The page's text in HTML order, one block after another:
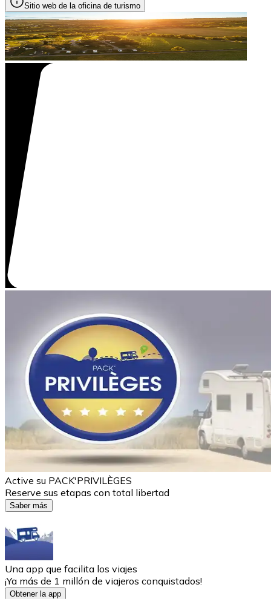
Sitio web de la oficina de turismo
Active su PACK'PRIVILÈGES
Reserve sus etapas con total libertad
Saber más
Una app que facilita los viajes
¡Ya más de 1 millón de viajeros conquistados!
Obtener la app